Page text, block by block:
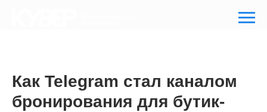
Как Telegram стал каналом
бронирования для бутик-